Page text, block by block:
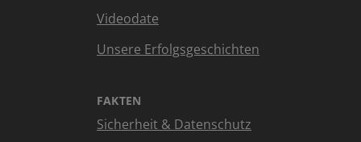
Videodate
Unsere Erfolgsgeschichten
FAKTEN
Sicherheit & Datenschutz